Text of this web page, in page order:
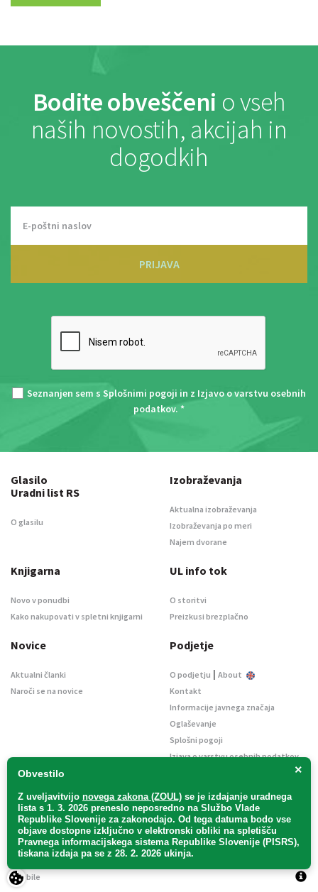
Bodite obveščeni o vseh
naših novostih, akcijah in
dogodkih
PRIJAVA
Seznanjen sem s Splošnimi pogoji in z Izjavo o varstvu osebnih
podatkov. *
×
Obvestilo
Z uveljavitvijo novega zakona (ZOUL) se je izdajanje uradnega
lista s 1. 3. 2026 preneslo neposredno na Službo Vlade
Republike Slovenije za zakonodajo. Od tega datuma bodo vse
objave dostopne izključno v elektronski obliki na spletišču
Pravnega informacijskega sistema Republike Slovenije (PISRS),
tiskana izdaja pa se z 28. 2. 2026 ukinja.
Glasilo
Uradni list RS
O glasilu
Izobraževanja
Aktualna izobraževanja
Izobraževanja po meri
Najem dvorane
Knjigarna
Novo v ponudbi
Kako nakupovati v spletni knjigarni
UL info tok
O storitvi
Preizkusi brezplačno
Novice
Aktualni članki
Naroči se na novice
Podjetje
O podjetju | About
Kontakt
Informacije javnega značaja
Oglaševanje
Splošni pogoji
Izjava o varstvu osebnih podatkov
Uradni list d. o. o. – v likvidaciji / Vse pravice pridržane.
2Mobile